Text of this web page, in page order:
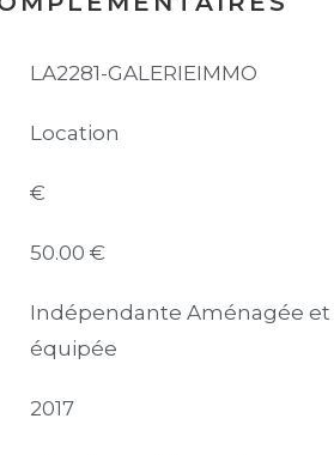
LA2281-GALERIEIMMO
Location
€
50.00 €
Indépendante Aménagée et
équipée
2017